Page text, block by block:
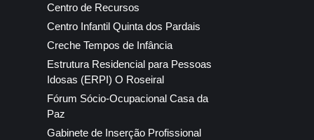
Centro de Recursos
Centro Infantil Quinta dos Pardais
Creche Tempos de Infância
Estrutura Residencial para Pessoas
Idosas (ERPI) O Roseiral
Fórum Sócio-Ocupacional Casa da
Paz
Gabinete de Inserção Profissional